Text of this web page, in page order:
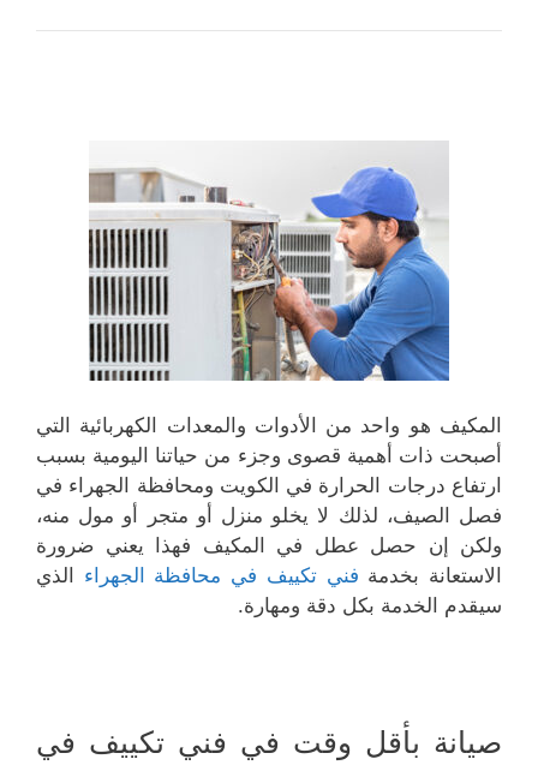
المكيف هو واحد من الأدوات والمعدات الكهربائية التي
أصبحت ذات أهمية قصوى وجزء من حياتنا اليومية بسبب
ارتفاع درجات الحرارة في الكويت ومحافظة الجهراء في
فصل الصيف، لذلك لا يخلو منزل أو متجر أو مول منه،
ولكن إن حصل عطل في المكيف فهذا يعني ضرورة
الاستعانة بخدمة فني تكييف في محافظة الجهراء الذي
سيقدم الخدمة بكل دقة ومهارة.
صيانة بأقل وقت في فني تكييف في